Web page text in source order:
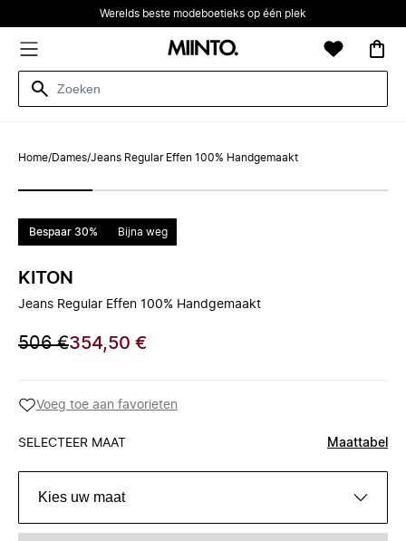
Werelds beste modeboetieks op één plek
Home/Dames/Jeans Regular Effen 100% Handgemaakt
Bespaar 30% Bijna weg
KITON
Jeans Regular Effen 100% Handgemaakt
506 €354,50 €
Voeg toe aan favorieten
SELECTEER MAAT Maattabel
Kies uw maat